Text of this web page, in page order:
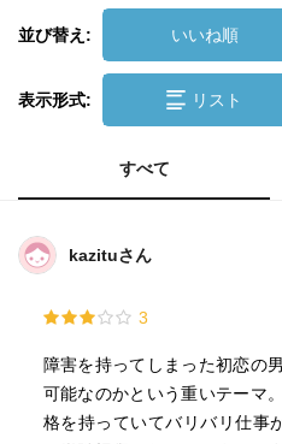
並び替え: いいね順
表示形式: リスト
すべて
kazituさん
3
障害を持ってしまった初恋の
可能なのかという重いテーマ
格を持っていてバリバリ仕事